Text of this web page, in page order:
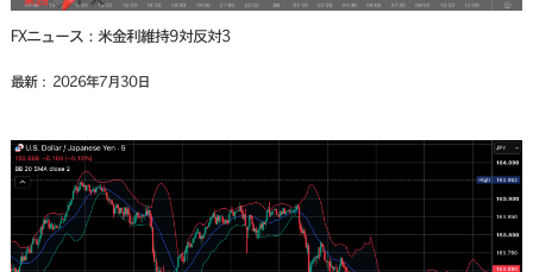
FXニュース：米金利維持9対反対3
最新： 2026年7月30日